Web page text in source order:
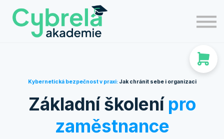
PRO FIRMY
O AKADEMII
Kybernetická bezpečnost v praxi: Jak chránit sebe i organizaci
Základní školení pro
zaměstnance